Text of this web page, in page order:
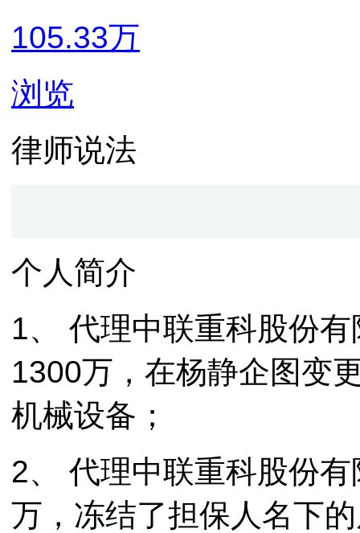
105.33万
浏览
律师说法
个人简介
1、 代理中联重科股份
1300万，在杨静企图变
机械设备；
2、 代理中联重科股份
万，冻结了担保人名下